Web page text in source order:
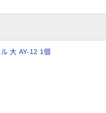
大 AY-12 1個